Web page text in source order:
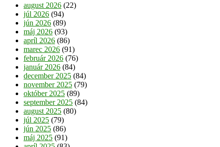
august 2026 (22)
júl 2026 (94)
jún 2026 (89)
máj 2026 (93)
apríl 2026 (86)
marec 2026 (91)
február 2026 (76)
január 2026 (84)
december 2025 (84)
november 2025 (79)
október 2025 (89)
september 2025 (84)
august 2025 (80)
júl 2025 (79)
jún 2025 (86)
máj 2025 (91)